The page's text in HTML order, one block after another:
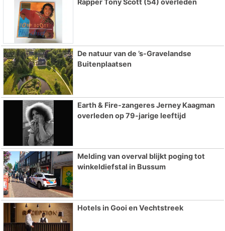
Rapper Tony Scott (54) overleden
De natuur van de ’s-Gravelandse
Buitenplaatsen
Earth & Fire-zangeres Jerney Kaagman
overleden op 79-jarige leeftijd
Melding van overval blijkt poging tot
winkeldiefstal in Bussum
Hotels in Gooi en Vechtstreek